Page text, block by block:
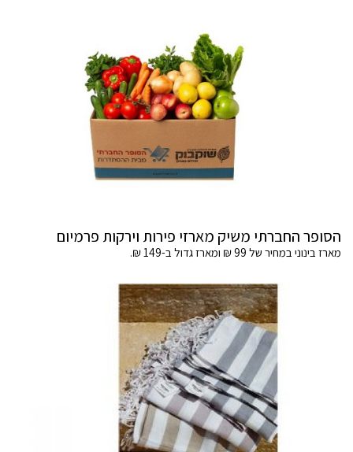
הסופר החברתי משיק מארזי פירות וירקות פרמיום
מארז בינוני במחיר של 99 ₪ ומארז גדול ב-149 ₪.